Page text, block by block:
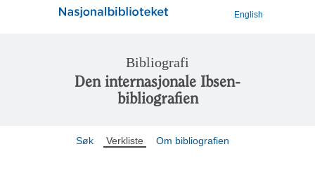
English
Bibliografi
Den internasjonale Ibsen-
bibliografien
Søk Verkliste Om bibliografien